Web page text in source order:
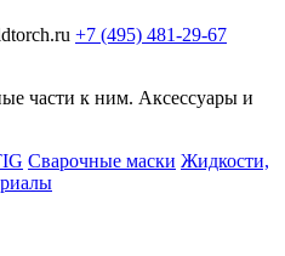
+7 (495) 481-29-67
части к ним. Аксессуары и
Сварочные маски Жидкости,